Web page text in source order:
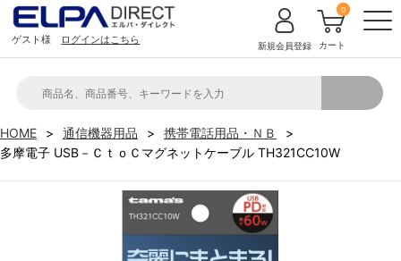
ゲスト様 ログインはこちら 新規会員登録 カート
0
HOME 通信機器用品
携帯電話用品・ＮＢ
多摩電子 USB－ＣｔｏＣマグネットケーブル TH321CC10W